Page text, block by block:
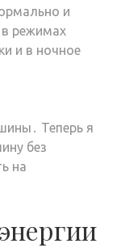
и
в режимах
и в ночное
Теперь я
без
на